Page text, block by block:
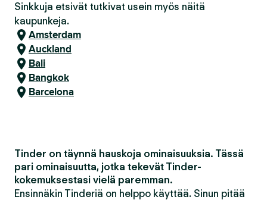
Sinkkuja etsivät tutkivat usein myös näitä
kaupunkeja.
Amsterdam
Auckland
Bali
Bangkok
Barcelona
Tinder on täynnä hauskoja ominaisuuksia. Tässä
pari ominaisuutta, jotka tekevät Tinder-
kokemuksestasi vielä paremman.
Ensinnäkin Tinderiä on helppo käyttää. Sinun pitää